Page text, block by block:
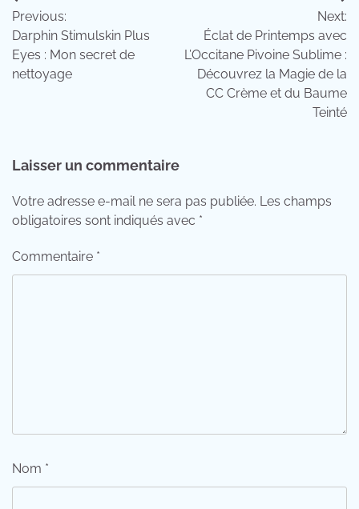
de
l’article
Previous:
Darphin Stimulskin Plus
Eyes : Mon secret de
nettoyage
Next:
Éclat de Printemps avec
L’Occitane Pivoine Sublime :
Découvrez la Magie de la
CC Crème et du Baume
Teinté
Laisser un commentaire
Votre adresse e-mail ne sera pas publiée. Les champs
obligatoires sont indiqués avec *
Commentaire *
Nom *